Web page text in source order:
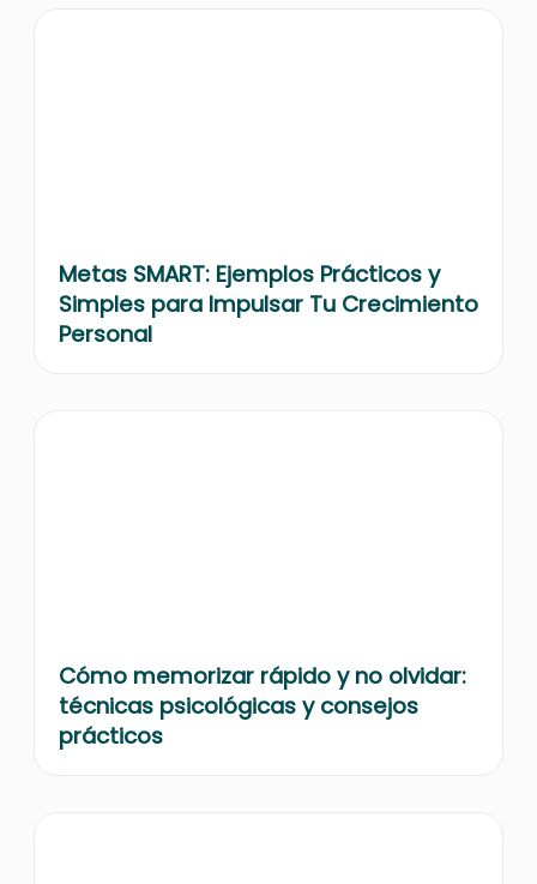
Metas SMART: Ejemplos Prácticos y
Simples para Impulsar Tu Crecimiento
Personal
Cómo memorizar rápido y no olvidar:
técnicas psicológicas y consejos
prácticos